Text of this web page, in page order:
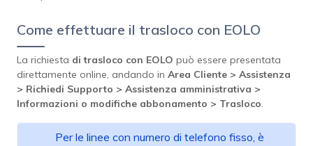
Come effettuare il trasloco con EOLO
La richiesta di trasloco con EOLO può essere presentata
direttamente online, andando in Area Cliente > Assistenza
> Richiedi Supporto > Assistenza amministrativa >
Informazioni o modifiche abbonamento > Trasloco.
Per le linee con numero di telefono fisso, è